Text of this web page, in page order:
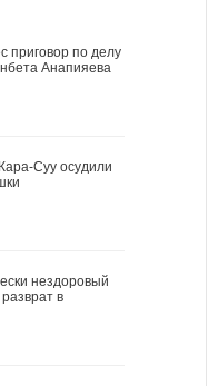
приговор по делу
Анапияева
Суу осудили
нездоровый
в